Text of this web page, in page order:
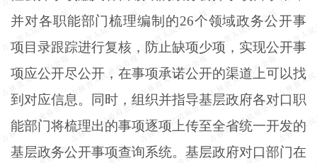
并对各职能部门梳理编制的26个领域政务公开事
项目录跟踪进行复核，防止缺项少项，实现公开事
项应公开尽公开，在事项承诺公开的渠道上可以找
到对应信息。同时，组织并指导基层政府各对口职
能部门将梳理出的事项逐项上传至全省统一开发的
基层政务公开事项查询系统。基层政府对口部门在